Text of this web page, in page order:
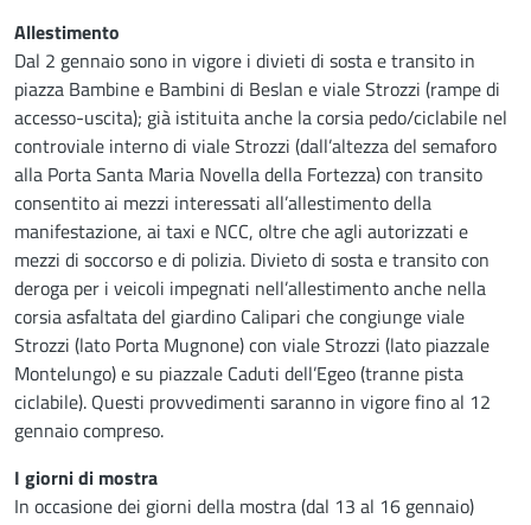
Allestimento
Dal 2 gennaio sono in vigore i divieti di sosta e transito in
piazza Bambine e Bambini di Beslan e viale Strozzi (rampe di
accesso-uscita); già istituita anche la corsia pedo/ciclabile nel
controviale interno di viale Strozzi (dall’altezza del semaforo
alla Porta Santa Maria Novella della Fortezza) con transito
consentito ai mezzi interessati all’allestimento della
manifestazione, ai taxi e NCC, oltre che agli autorizzati e
mezzi di soccorso e di polizia. Divieto di sosta e transito con
deroga per i veicoli impegnati nell’allestimento anche nella
corsia asfaltata del giardino Calipari che congiunge viale
Strozzi (lato Porta Mugnone) con viale Strozzi (lato piazzale
Montelungo) e su piazzale Caduti dell’Egeo (tranne pista
ciclabile). Questi provvedimenti saranno in vigore fino al 12
gennaio compreso.
I giorni di mostra
In occasione dei giorni della mostra (dal 13 al 16 gennaio)